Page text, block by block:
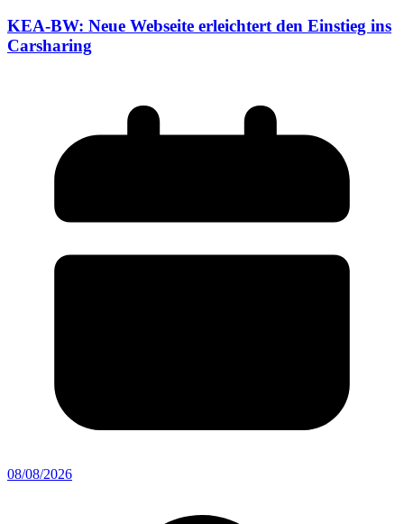
KEA-BW: Neue Webseite erleichtert den Einstieg ins
Carsharing
08/08/2026